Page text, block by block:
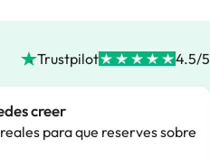
Trustpilot 4.5/5
creer
para que reserves sobre